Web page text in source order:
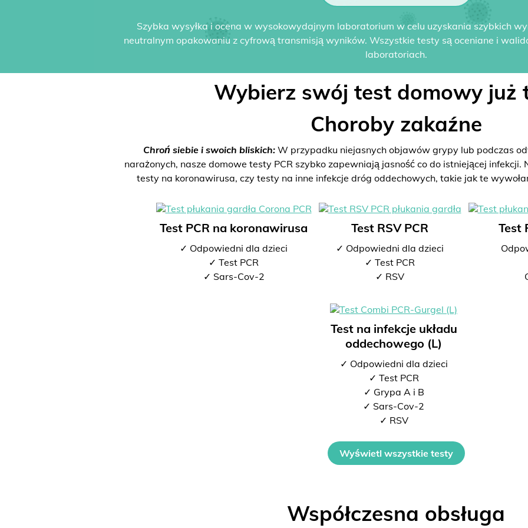
Szybka wysyłka i ocena w wysokowydajnym laboratorium w celu uzyskania szybkich
neutralnym opakowaniu z cyfrową transmisją wyników. Wszystkie testy są oceniane i
laboratoriach.
Wybierz swój test domowy już
Choroby zakaźne
Chroń siebie i swoich bliskich:W przypadku niejasnych objawów grypy lub podczas
narażonych, nasze domowe testy PCR szybko zapewniają jasność co do istniejącej infekcji.
testy na koronawirusa, czy testy na inne infekcje dróg oddechowych, takie jak te
Test PCR na koronawirusa
✓ Odpowiedni dla dzieci
✓ Test PCR
✓ Sars-Cov-2
Test RSV PCR
✓ Odpowiedni dla dzieci
✓ Test PCR
✓ RSV
Test
Test na infekcje układu
oddechowego (L)
✓ Odpowiedni dla dzieci
✓ Test PCR
✓ Grypa A i B
✓ Sars-Cov-2
✓ RSV
Wyświetl wszystkie testy
Współczesna obsługa